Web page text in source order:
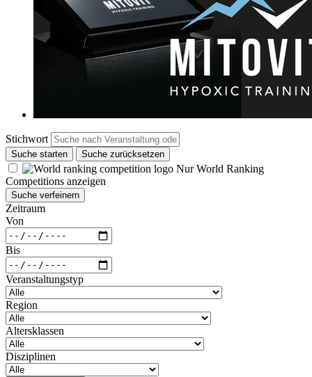
Stichwort
Suche starten Suche zurücksetzen
Nur World Ranking
Competitions anzeigen
Suche verfeinern
Zeitraum
Von
Bis
Veranstaltungstyp
Region
Altersklassen
Disziplinen